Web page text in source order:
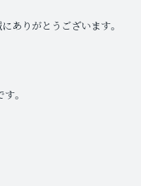
ありがとうございます。
。